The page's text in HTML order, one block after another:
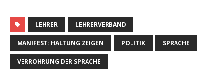
LEHRER LEHRERVERBAND
MANIFEST: HALTUNG ZEIGEN POLITIK SPRACHE
VERROHRUNG DER SPRACHE